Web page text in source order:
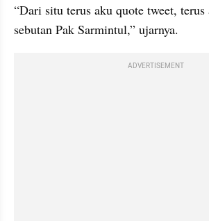
“Dari situ terus aku quote tweet, terus
sebutan Pak Sarmintul,” ujarnya.
ADVERTISEMENT